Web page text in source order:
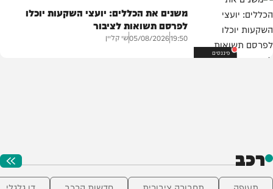
פיננסים
משנים את הכללים: יועצי השקעות יוכלו
לפרסם תשואות לציבור
19:50
05/08/2026שי קליין
רכב